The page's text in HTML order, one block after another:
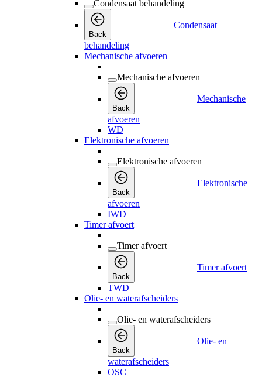
Condensaat behandeling
Back
Condensaat
behandeling
Mechanische afvoeren
Mechanische afvoeren
Back
Mechanische
afvoeren
WD
Elektronische afvoeren
Elektronische afvoeren
Back
Elektronische
afvoeren
IWD
Timer afvoert
Timer afvoert
Back
Timer afvoert
TWD
Olie- en waterafscheiders
Olie- en waterafscheiders
Back
Olie- en
waterafscheiders
OSC